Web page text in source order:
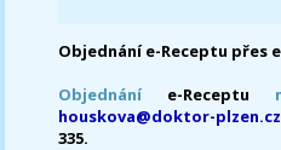
Objednání e-Receptu přes
Objednání e-Receptu
houskova@doktor-plzen.cz
335.